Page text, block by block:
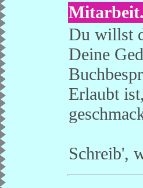
Du willst
Deine
Erlaubt
Schreib',